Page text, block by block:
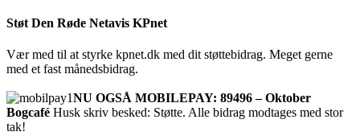
Støt Den Røde Netavis KPnet
Vær med til at styrke kpnet.dk med dit støttebidrag. Meget gerne
med et fast månedsbidrag.
NU OGSÅ MOBILEPAY: 89496 – Oktober
Bogcafé Husk skriv besked: Støtte. Alle bidrag modtages med stor
tak!